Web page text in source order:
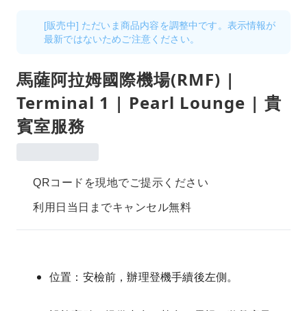
[販売中] ただいま商品内容を調整中です。表示情報が
最新ではないためご注意ください。
馬薩阿拉姆國際機場(RMF) |
Terminal 1 | Pearl Lounge | 貴
賓室服務
QRコードを現地でご提示ください
利用日当日までキャンセル無料
位置：安檢前，辦理登機手續後左側。